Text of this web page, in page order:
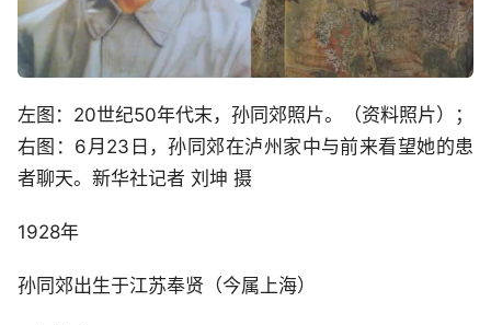
左图：20世纪50年代末，孙同郊照片。（资料照片）；
右图：6月23日，孙同郊在泸州家中与前来看望她的患
者聊天。新华社记者 刘坤 摄
1928年
孙同郊出生于江苏奉贤（今属上海）